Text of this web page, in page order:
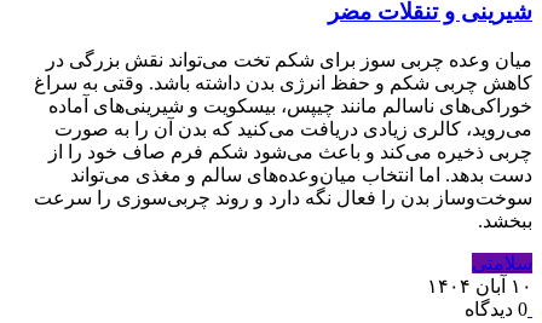
شیرینی و تنقلات مضر
میان ‌وعده چربی ‌سوز برای شکم تخت می‌تواند نقش بزرگی در
کاهش چربی شکم و حفظ انرژی بدن داشته باشد. وقتی به سراغ
خوراکی‌های ناسالم مانند چیپس، بیسکویت و شیرینی‌های آماده
می‌روید، کالری زیادی دریافت می‌کنید که بدن آن را به صورت
چربی ذخیره می‌کند و باعث می‌شود شکم فرم صاف خود را از
دست بدهد. اما انتخاب میان‌وعده‌های سالم و مغذی می‌تواند
سوخت‌وساز بدن را فعال نگه دارد و روند چربی‌سوزی را سرعت
ببخشد.
سلامتی
۱۰ آبان ۱۴۰۴
0 دیدگاه